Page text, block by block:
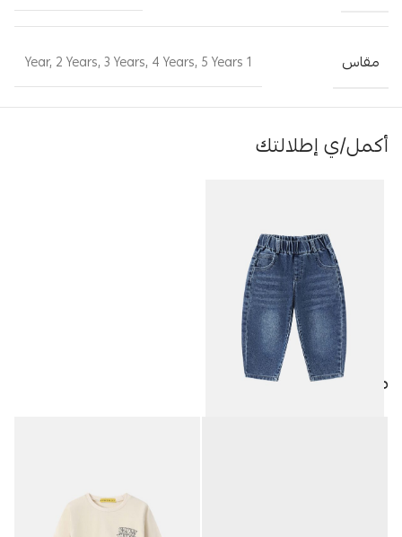
مقاس 1 Year
, 2 Years, 3 Years, 4 Years, 5 Years
أكمل/ي إطلالتك
منتجات مميزة